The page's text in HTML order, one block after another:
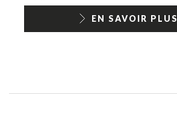
EN SAVOIR PLUS